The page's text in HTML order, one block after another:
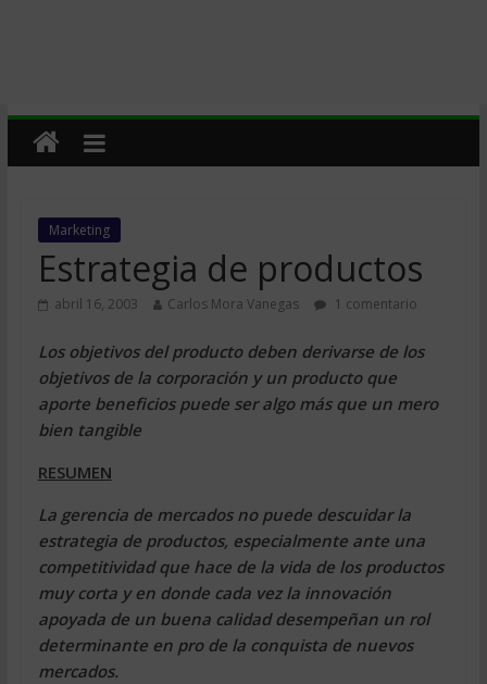
Marketing
Estrategia de productos
abril 16, 2003 Carlos Mora Vanegas 1 comentario
Los objetivos del producto deben derivarse de los
objetivos de la corporación y un producto que
aporte beneficios puede ser algo más que un mero
bien tangible
RESUMEN
La gerencia de mercados no puede descuidar la
estrategia de productos, especialmente ante una
competitividad que hace de la vida de los productos
muy corta y en donde cada vez la innovación
apoyada de un buena calidad desempeñan un rol
determinante en pro de la conquista de nuevos
mercados.